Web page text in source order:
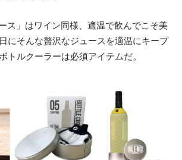
ス」はワイン同様、適温で飲んでこそ美
にそんな贅沢なジュースを適温にキープ
トルクーラーは必須アイテムだ。